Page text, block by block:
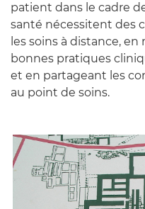
patient dans le cadre
santé nécessitent des
les soins à distance,
bonnes pratiques
et en partageant les
au point de soins.